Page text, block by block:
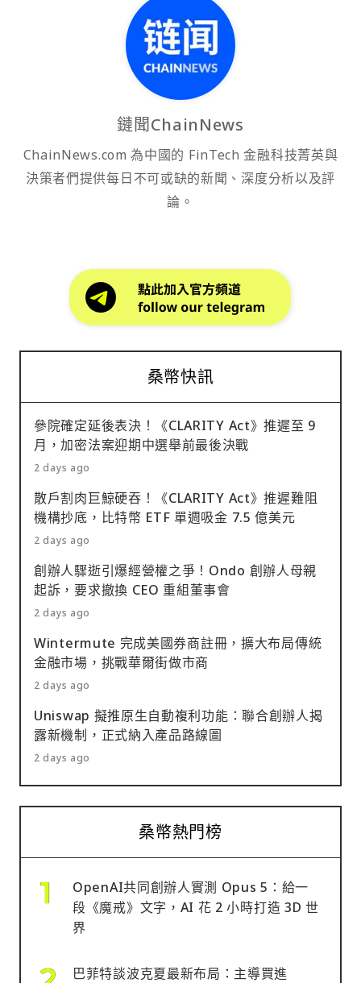
鏈聞ChainNews
ChainNews.com 為中國的 FinTech 金融科技菁英與
決策者們提供每日不可或缺的新聞、深度分析以及評
論。
桑幣快訊
參院確定延後表決！《CLARITY Act》推遲至 9
月，加密法案迎期中選舉前最後決戰
2 days ago
散戶割肉巨鯨硬吞！《CLARITY Act》推遲難阻
機構抄底，比特幣 ETF 單週吸金 7.5 億美元
2 days ago
創辦人驟逝引爆經營權之爭！Ondo 創辦人母親
起訴，要求撤換 CEO 重組董事會
2 days ago
Wintermute 完成美國券商註冊，擴大布局傳統
金融市場，挑戰華爾街做市商
2 days ago
Uniswap 擬推原生自動複利功能：聯合創辦人揭
露新機制，正式納入產品路線圖
2 days ago
桑幣熱門榜
OpenAI共同創辦人實測 Opus 5：給一
段《魔戒》文字，AI 花 2 小時打造 3D 世
界
巴菲特談波克夏最新布局：主導買進